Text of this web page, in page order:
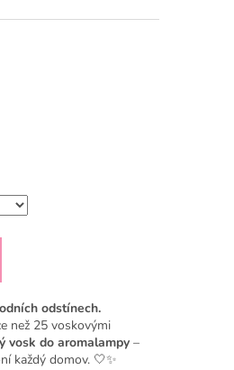
odstínech.
než 25 voskovými
vosk do aromalampy–
každý domov. 🤍✨